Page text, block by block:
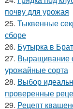
почву для урожая
25. Тыквенные
сборе
26. Бутырка в
27. Выращивание
урожайные сорта
28. Выбор
проверенные
29. Рецепт